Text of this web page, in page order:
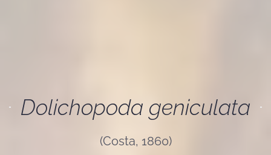
Dolichopoda geniculata
(Costa, 1860)